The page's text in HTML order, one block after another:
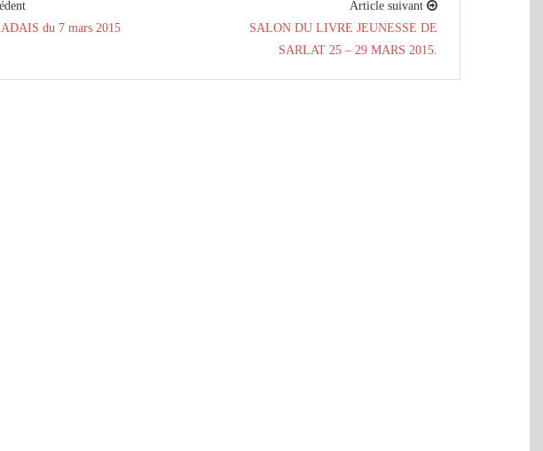
du 7 mars 2015
Article suivant
SALON DU LIVRE JEUNESSE DE
SARLAT 25 – 29 MARS 2015.